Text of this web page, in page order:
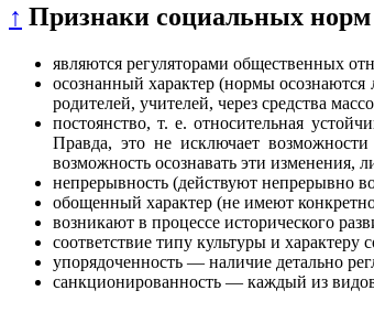
↑ Признаки социальных норм
являются регуляторами общественных
осознанный характер (нормы
родителей, учителей, через средства
постоянство, т. е. относительная
Правда, это не исключает
возможность осознавать эти изменения,
непрерывность (действуют непрерывно
обощенный характер (не имеют
возникают в процессе исторического
соответствие типу культуры и
упорядоченность — наличие детально
санкционированность — каждый из